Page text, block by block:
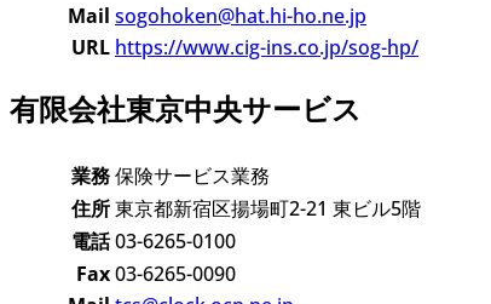
Mail sogohoken@hat.hi-ho.ne.jp
URL https://www.cig-ins.co.jp/sog-hp/
有限会社東京中央サービス
業務保険サービス業務
住所東京都新宿区揚場町2-21 東ビル5階
電話03-6265-0100
Fax03-6265-0090